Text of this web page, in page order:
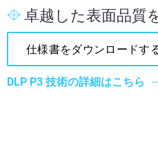
卓越した表面品質
仕様書をダウンロードす
DLP P3 技術の詳細はこちら